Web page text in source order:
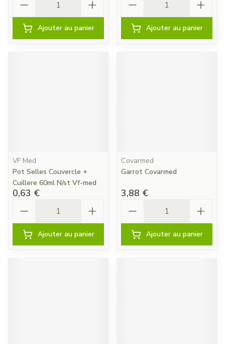
Ajouter au panier Ajouter au panier
VF Med
Pot Selles Couvercle +
Cuillere 60ml N/st Vf-med
0,63 €
Ajouter au panier
Covarmed
Garrot Covarmed
3,88 €
Ajouter au panier